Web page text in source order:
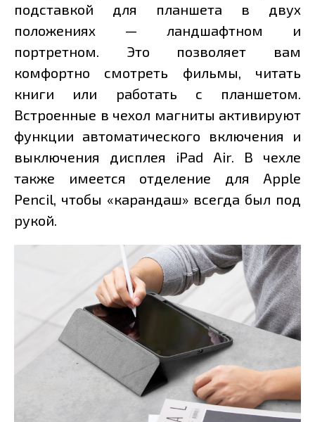
подставкой для планшета в двух
положениях — ландшафтном и
портретном. Это позволяет вам
комфортно смотреть фильмы, читать
книги или работать с планшетом.
Встроенные в чехол магниты активируют
функции автоматического включения и
выключения дисплея iPad Air. В чехле
также имеется отделение для Apple
Pencil, чтобы «карандаш» всегда был под
рукой.